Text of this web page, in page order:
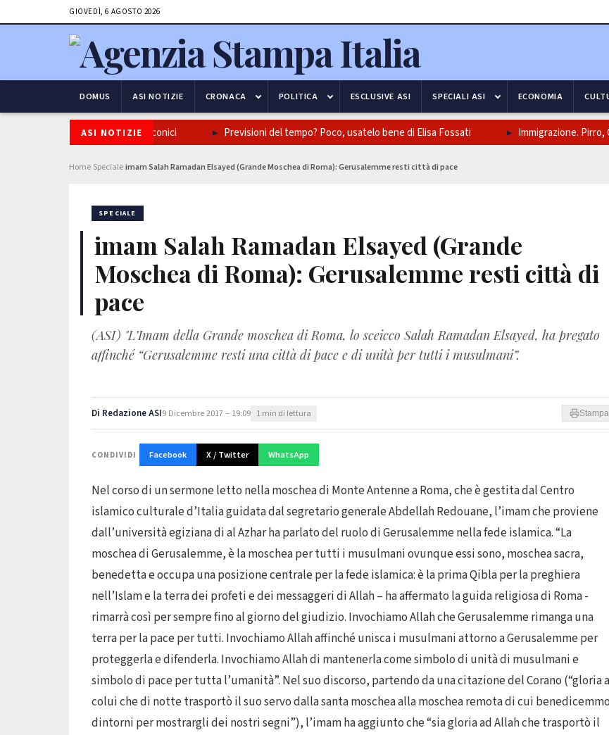
GIOVEDÌ, 6 AGOSTO 2026
DOMUS ASI NOTIZIE CRONACA POLITICA ESCLUSIVE ASI SPECIALI ASI ECONOMIA
ASI NOTIZIE
napoletana in tre piatti iconici Previsioni del tempo? Poco, usatelo bene di Elisa Fossati Immigrazione. Pirro,
Home Specialeimam Salah Ramadan Elsayed (Grande Moschea di Roma): Gerusalemme resti città di pace
SPECIALE
imam Salah Ramadan Elsayed (Grande
Moschea di Roma): Gerusalemme resti città di
pace
(ASI) "L’Imam della Grande moschea di Roma, lo sceicco Salah Ramadan Elsayed, ha pregato
affinché “Gerusalemme resti una città di pace e di unità per tutti i musulmani”.
Di Redazione ASI9 Dicembre 2017 – 19:09 1 min di lettura Stampa
CONDIVIDI Facebook X / Twitter WhatsApp
Nel corso di un sermone letto nella moschea di Monte Antenne a Roma, che è gestita dal Centro
islamico culturale d’Italia guidata dal segretario generale Abdellah Redouane, l’imam che proviene
dall’università egiziana di al Azhar ha parlato del ruolo di Gerusalemme nella fede islamica. “La
moschea di Gerusalemme, è la moschea per tutti i musulmani ovunque essi sono, moschea sacra,
benedetta e occupa una posizione centrale per la fede islamica: è la prima Qibla per la preghiera
nell’Islam e la terra dei profeti e dei messaggeri di Allah – ha affermato la guida religiosa di Roma -
rimarrà così per sempre fino al giorno del giudizio. Invochiamo Allah che Gerusalemme rimanga una
terra per la pace per tutti. Invochiamo Allah affinché unisca i musulmani attorno a Gerusalemme per
proteggerla e difenderla. Invochiamo Allah di mantenerla come simbolo di unità di musulmani e
simbolo di pace per tutta l’umanità”. Nel suo discorso, partendo da una citazione del Corano (“gloria a
colui che di notte trasportò il suo servo dalla santa moschea alla moschea remota di cui
dintorni per mostrargli dei nostri segni”), l’imam ha aggiunto che “sia gloria ad Allah che trasportò il